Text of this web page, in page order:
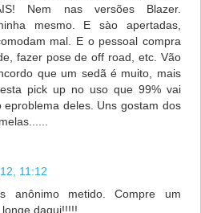
Nem nas versões Blazer.
mesmo. E sào apertadas,
mal. E o pessoal compra
fazer pose de off road, etc. Vão
que um sedã é muito, mais
pick up no uso que 99% vai
eproblema deles. Uns gostam dos
11:12
anônimo metido. Compre um
daqui!!!!!